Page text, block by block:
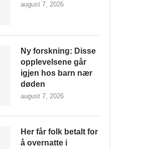
august 7, 2026
Ny forskning: Disse
opplevelsene går
igjen hos barn nær
døden
august 7, 2026
Her får folk betalt for
å overnatte i